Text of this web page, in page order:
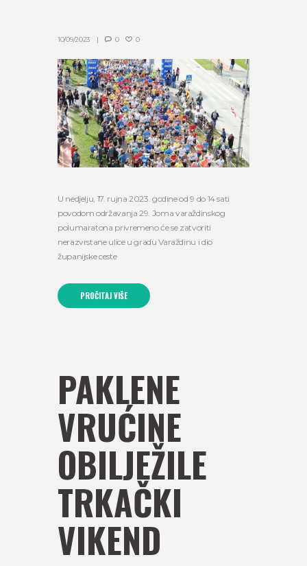
10/09/2023 0 0
U nedjelju, 17. rujna 2023. godine od 9 do 14 sati
povodom održavanja 29. Joma varaždinskog
polumaratona privremeno će se zatvoriti
nerazvrstane ulice u gradu Varaždinu i dio
županijske ceste
PROČITAJ VIŠE
PAKLENE
VRUĆINE
OBILJEŽILE
TRKAČKI
VIKEND